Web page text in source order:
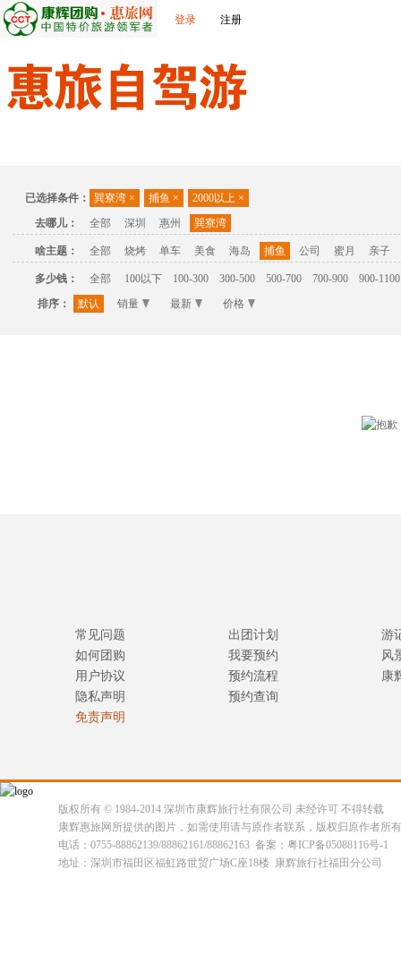
登录 注册
已选择条件： 巽寮湾 × 捕鱼 × 2000以上 ×
去哪儿：
全部 深圳 惠州 巽寮湾
啥主题： 全部 烧烤 单车 美食 海岛 捕鱼 公司 蜜月 亲子
多少钱： 全部 100以下 100-300 300-500 500-700 700-900
900-1100
排序：
默认 销量 最新 价格
常见问题
如何团购
用户协议
隐私声明
免责声明
出团计划
我要预约
预约流程
预约查询
游
风
康
版权所有 © 1984-2014 深圳市康辉旅行社有限公司 未经许可 不得转载
康辉惠旅网所提供的图片，如需使用请与原作者联系，版权归原作者所
电话：0755-88862139/88862161/88862163 备案：粤ICP备05088116号-1
地址：深圳市福田区福虹路世贸广场C座18楼 康辉旅行社福田分公司